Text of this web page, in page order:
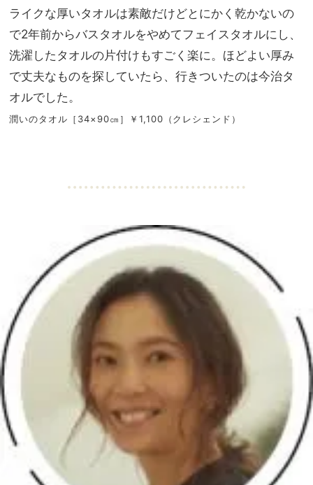
ライクな厚いタオルは素敵だけどとにかく乾かないの
で2年前からバスタオルをやめてフェイスタオルにし、
洗濯したタオルの片付けもすごく楽に。ほどよい厚み
で丈夫なものを探していたら、行きついたのは今治タ
オルでした。
潤いのタオル［34×90㎝］￥1,100（クレシェンド）